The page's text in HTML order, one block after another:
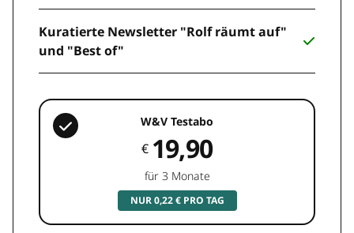
Kuratierte Newsletter "Rolf räumt auf"
und "Best of"
W&V Testabo
€ 19,90
für 3 Monate
NUR 0,22 € PRO TAG